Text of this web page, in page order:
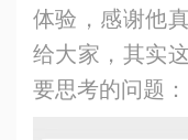
体验，感谢他
给大家，其实
要思考的问题：